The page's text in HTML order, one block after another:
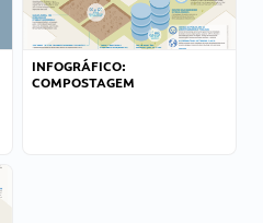
INFOGRÁFICO:
COMPOSTAGEM